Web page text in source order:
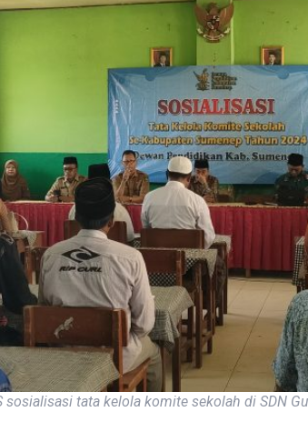
sosialisasi tata kelola komite sekolah di SDN